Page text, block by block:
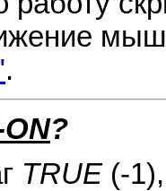
.
?
TRUE(-1),